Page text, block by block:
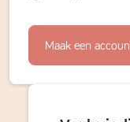
Maak een